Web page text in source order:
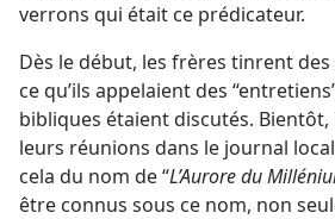
verrons qui était ce prédicateur.
Dès le début, les frères tinrent
ce qu’ils appelaient des
bibliques étaient discutés.
leurs réunions dans le journal
cela du nom de “L’Aurore du
être connus sous ce nom, non